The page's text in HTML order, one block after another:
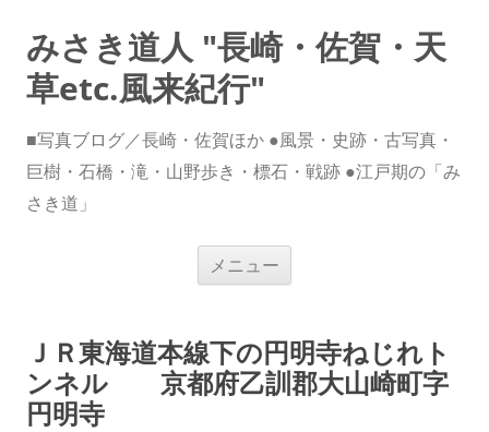
みさき道人 "長崎・佐賀・天
草etc.風来紀行"
■写真ブログ／長崎・佐賀ほか ●風景・史跡・古写真・
巨樹・石橋・滝・山野歩き・標石・戦跡 ●江戸期の「み
さき道」
メニュー
ス
キ
ッ
プ
ＪＲ東海道本線下の円明寺ねじれト
ンネル 京都府乙訓郡大山崎町字
円明寺